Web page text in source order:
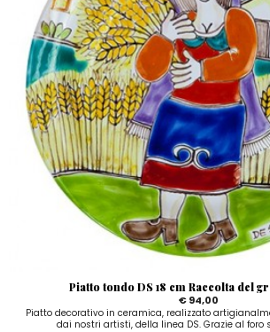
Piatto tondo DS 18 cm Raccolta del
€ 94,00
Piatto decorativo in ceramica, realizzato
dai nostri artisti, della linea DS. Grazie al foro